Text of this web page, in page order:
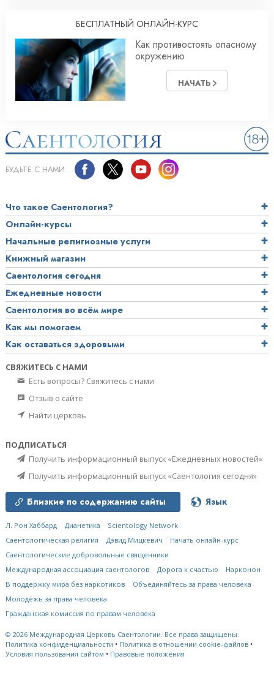
БЕСПЛАТНЫЙ ОНЛАЙН-КУРС
Как противостоять опасному
окружению
НАЧАТЬ
БУДЬТЕ С НАМИ
Что такое Саентология?
Онлайн-курсы
Начальные религиозные услуги
Книжный магазин
Саентология сегодня
Ежедневные новости
Саентология во всём мире
Как мы помогаем
Как оставаться здоровыми
СВЯЖИТЕСЬ С НАМИ
Есть вопросы? Свяжитесь с нами
Отзыв о сайте
Найти церковь
ПОДПИСАТЬСЯ
Получить информационный выпуск «Ежедневных новостей»
Получить информационный выпуск «Саентология сегодня»
Близкие по содержанию сайты Язык
Л. Рон Хаббард Дианетика
Scientology Network
Саентологическая религия
Дэвид Мицкевич
Начать онлайн-курс
Саентологические добровольные священники
Международная ассоциация саентологов
Дорога к счастью
Нарконон
В поддержку мира без наркотиков
Объединяйтесь за права человека
Молодёжь за права человека
Гражданская комиссия по правам человека
© 2026 Международная Церковь Саентологии. Все права защищены.
Политика конфиденциальности • Политика в отношении cookie-файлов •
Условия пользования сайтом • Правовые положения